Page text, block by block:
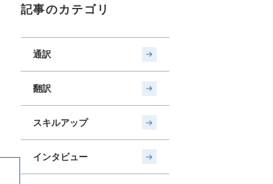
記事のカテゴリ
通訳
翻訳
スキルアップ
インタビュー